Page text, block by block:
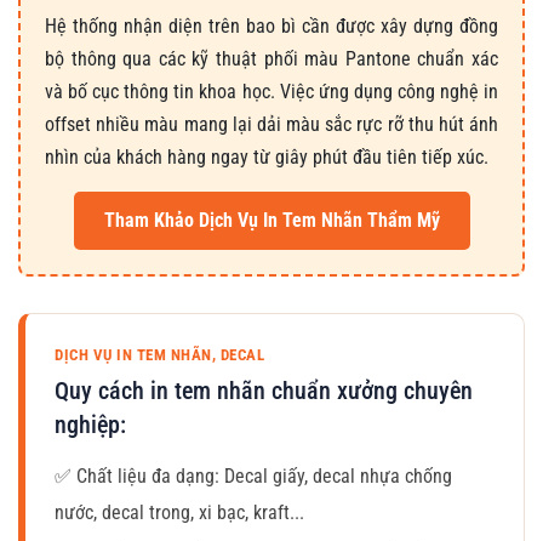
Hệ thống nhận diện trên bao bì cần được xây dựng đồng
bộ thông qua các kỹ thuật phối màu Pantone chuẩn xác
và bố cục thông tin khoa học. Việc ứng dụng công nghệ in
offset nhiều màu mang lại dải màu sắc rực rỡ thu hút ánh
nhìn của khách hàng ngay từ giây phút đầu tiên tiếp xúc.
Tham Khảo Dịch Vụ In Tem Nhãn Thẩm Mỹ
DỊCH VỤ IN TEM NHÃN, DECAL
Quy cách in tem nhãn chuẩn xưởng chuyên
nghiệp:
✅ Chất liệu đa dạng: Decal giấy, decal nhựa chống
nước, decal trong, xi bạc, kraft...